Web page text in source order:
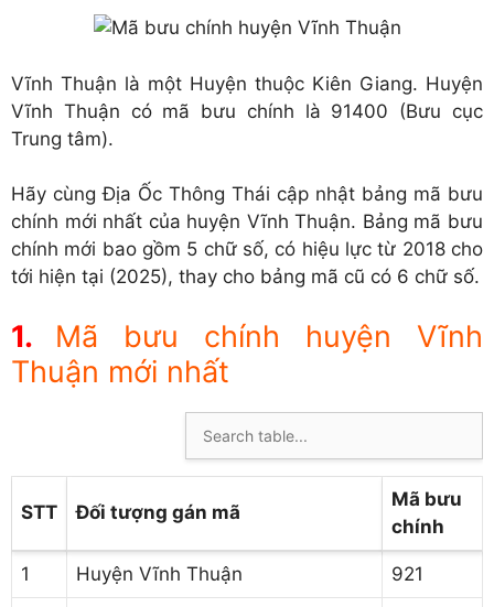
Vĩnh Thuận là một Huyện thuộc Kiên Giang. Huyện
Vĩnh Thuận có mã bưu chính là 91400 (Bưu cục
Trung tâm).
Hãy cùng Địa Ốc Thông Thái cập nhật bảng mã bưu
chính mới nhất của huyện Vĩnh Thuận. Bảng mã bưu
chính mới bao gồm 5 chữ số, có hiệu lực từ 2018 cho
tới hiện tại (2025), thay cho bảng mã cũ có 6 chữ số.
Mã bưu chính huyện Vĩnh
Thuận mới nhất
STT Đối tượng gán mã
Mã bưu
chính
1 Huyện Vĩnh Thuận 921